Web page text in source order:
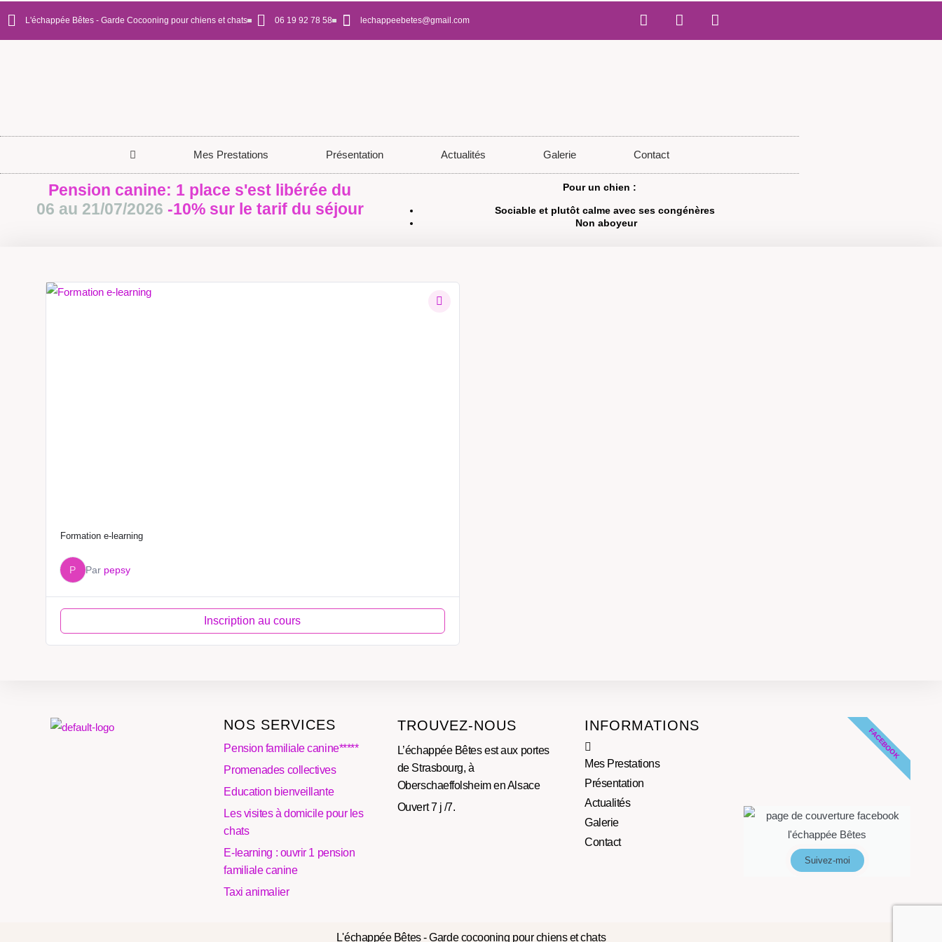
L'échappée Bêtes - Garde Cocooning pour chiens et chats 06 19 92 78 58 lechappeebetes@gmail.com
Mes Prestations Présentation Actualités Galerie Contact
Pension canine: 1 place s'est libérée du
06 au 21/07/2026 -10% sur le tarif du séjour
Pour un chien :
Sociable et plutôt calme avec ses congénères
Non aboyeur
Formation e-learning
P Par pepsy
Inscription au cours
NOS SERVICES
Pension familiale canine*****
Promenades collectives
Education bienveillante
Les visites à domicile pour les
chats
E-learning : ouvrir 1 pension
familiale canine
Taxi animalier
TROUVEZ-NOUS
L’échappée Bêtes est aux portes
de Strasbourg, à
Oberschaeffolsheim en Alsace
Ouvert 7 j /7.
INFORMATIONS
Mes Prestations
Présentation
Actualités
Galerie
Contact
Suivez-moi
FACEBOOK
L'échappée Bêtes - Garde cocooning pour chiens et chats